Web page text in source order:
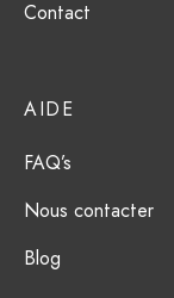
AIDE
FAQ’s
Nous contacter
Blog
Contact